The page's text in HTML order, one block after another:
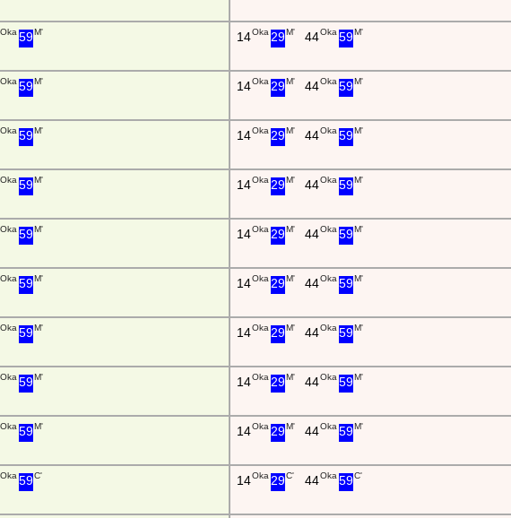
Oka 59M' 14Oka 29M' 44Oka 59M'
Oka 59M' 14Oka 29M' 44Oka 59M'
Oka 59M' 14Oka 29M' 44Oka 59M'
Oka 59M' 14Oka 29M' 44Oka 59M'
Oka 59M' 14Oka 29M' 44Oka 59M'
Oka 59M' 14Oka 29M' 44Oka 59M'
Oka 59M' 14Oka 29M' 44Oka 59M'
Oka 59M' 14Oka 29M' 44Oka 59M'
Oka 59M' 14Oka 29M' 44Oka 59M'
Oka 59C' 14Oka 29C' 44Oka 59C'